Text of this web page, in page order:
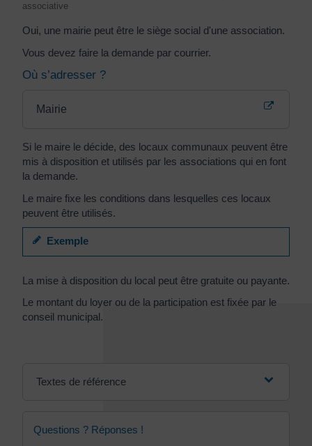
associative
Oui, une mairie peut être le siège social d'une association.
Vous devez faire la demande par courrier.
Où s’adresser ?
Mairie
Si le maire le décide, des locaux communaux peuvent être
mis à disposition et utilisés par les associations qui en font
la demande.
Le maire fixe les conditions dans lesquelles ces locaux
peuvent être utilisés.
Exemple
La mise à disposition du local peut être gratuite ou payante.
Le montant du loyer ou de la participation est fixée par le
conseil municipal.
Textes de référence
Questions ? Réponses !